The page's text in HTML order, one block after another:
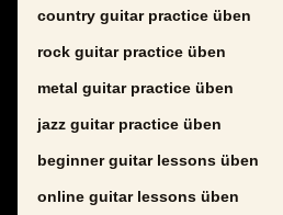
country guitar practice üben
rock guitar practice üben
metal guitar practice üben
jazz guitar practice üben
beginner guitar lessons üben
online guitar lessons üben